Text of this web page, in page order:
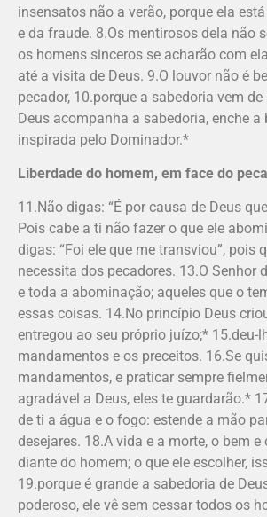
insensatos não a verão, porque ela
e da fraude. 8.Os mentirosos dela não
os homens sinceros se acharão com
até a visita de Deus. 9.O louvor não é
pecador, 10.porque a sabedoria vem de
Deus acompanha a sabedoria, enche a
inspirada pelo Dominador.*
Liberdade do homem, em face do
11.Não digas: “É por causa de Deus
Pois cabe a ti não fazer o que ele
digas: “Foi ele que me transviou”, pois
necessita dos pecadores. 13.O Senhor
e toda a abominação; aqueles que o
essas coisas. 14.No princípio Deus
entregou ao seu próprio juízo;* 15.deu-
mandamentos e os preceitos. 16.Se
mandamentos, e praticar sempre
agradável a Deus, eles te guardarão.*
de ti a água e o fogo: estende a mão
desejares. 18.A vida e a morte, o bem
diante do homem; o que ele escolher,
19.porque é grande a sabedoria de
poderoso, ele vê sem cessar todos os